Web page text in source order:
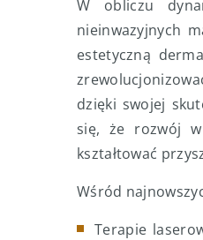
W obliczu
nieinwazyjnych
estetyczną
dzięki swojej
się, że rozwój
kształtować
Wśród
Terapie